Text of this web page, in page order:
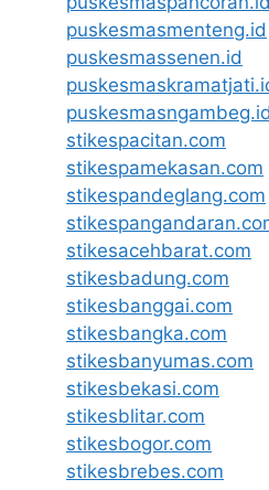
puskesmasmenteng.id
puskesmassenen.id
puskesmasngambeg.id
stikespacitan.com
stikespamekasan.com
stikespandeglang.com
stikesacehbarat.com
stikesbadung.com
stikesbanggai.com
stikesbangka.com
stikesbanyumas.com
stikesbekasi.com
stikesblitar.com
stikesbogor.com
stikesbrebes.com